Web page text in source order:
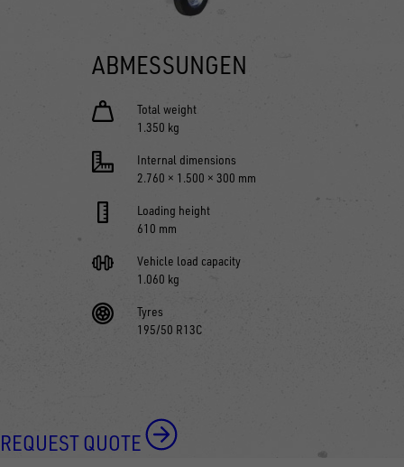
ABMESSUNGEN
Total weight
1.350 kg
Internal dimensions
2.760 × 1.500 × 300 mm
Loading height
610 mm
Vehicle load capacity
1.060 kg
Tyres
195/50 R13C
REQUEST QUOTE